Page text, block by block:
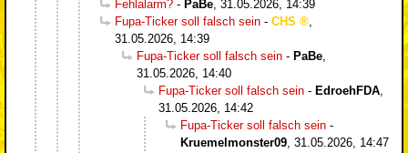
Fehlalarm? - PaBe 31.05.2026, 14:39
Fupa-Ticker soll falsch sein - CHS
31.05.2026, 14:39
Fupa-Ticker soll falsch sein - PaBe
31.05.2026, 14:40
Fupa-Ticker soll falsch sein - EdroehFDA
31.05.2026, 14:42
Fupa-Ticker soll falsch sein -
Kruemelmonster09 31.05.2026, 14:47